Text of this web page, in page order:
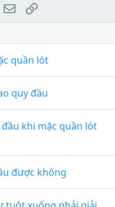
WhatsApp
EmailLink
quần lót
quy đầu
khi mặc quần lót
được không